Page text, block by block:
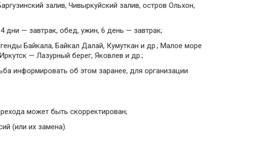
залив, Чивыркуйский залив, остров Ольхон,
дни — завтрак, обед, ужин, 6 день — завтрак;
Байкала, Байкал Далай, Кумуткан и др.; Малое море
— Лазурный берег, Яковлев и др.;
информировать об этом заранее, для организации
может быть скорректирован;
(или их замена).